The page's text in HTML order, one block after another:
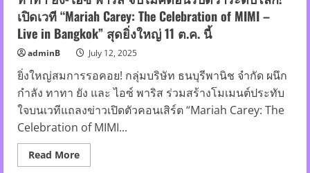
จังหวัด
นครพนม
เปิดเวที “Mariah Carey: The Celebration of MIMI –
Live in Bangkok” สุดยิ่งใหญ่ 11 ต.ค. นี้
adminB July 12, 2025
ยิ่งใหญ่สมการรอคอย! กลุ่มบริษัท ธนบุรีพานิช จำกัด ผนึก
กำลัง ทาทา ยัง และ ไอซ์ พาริส ร่วมสร้างโมเมนต์ประทับ
ใจบนเวทีแถลงข่าวเปิดตัวคอนเสิร์ต “Mariah Carey: The
Celebration of MIMI...
Read MoreRead
more